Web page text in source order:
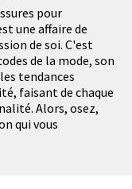
pour
une affaire de
de soi. C'est
de la mode, son
tendances
faisant de chaque
Alors, osez,
qui vous